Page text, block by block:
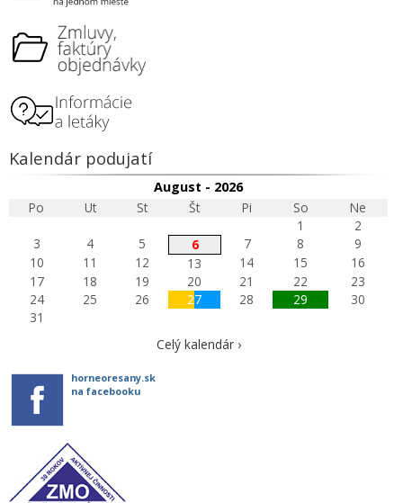
Kalendár podujatí
August - 2026
Po
Ut St Št Pi So
Ne
1
2
3
4 5 6 7 8
9
10
11 12 13 14 15
16
17
18 19 20 21 22
23
24
25 26 27 28 29
30
31
Celý kalendár ›
horneoresany.sk
na facebooku